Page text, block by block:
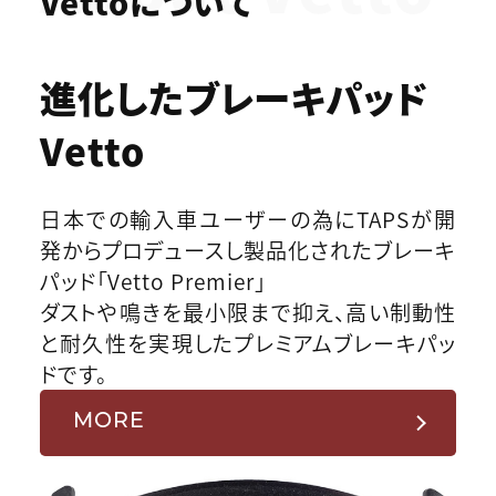
進化したブレーキパッド
Vetto
日本での輸入車ユーザーの為にTAPSが開
発からプロデュースし製品化されたブレーキ
パッド「Vetto Premier」
ダストや鳴きを最小限まで抑え、高い制動性
と耐久性を実現したプレミアムブレーキパッ
ドです。
MORE